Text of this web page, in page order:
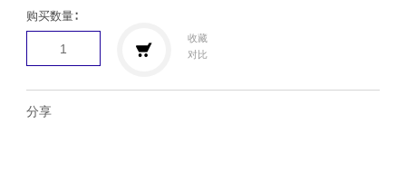
购买数量∶
收藏
对比
分享